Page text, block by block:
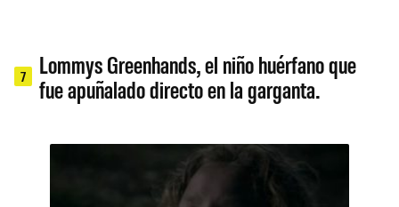
7
Lommys Greenhands, el niño huérfano que
fue apuñalado directo en la garganta.